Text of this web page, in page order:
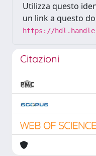
Utilizza questo
un link a questo
https://
Citazioni